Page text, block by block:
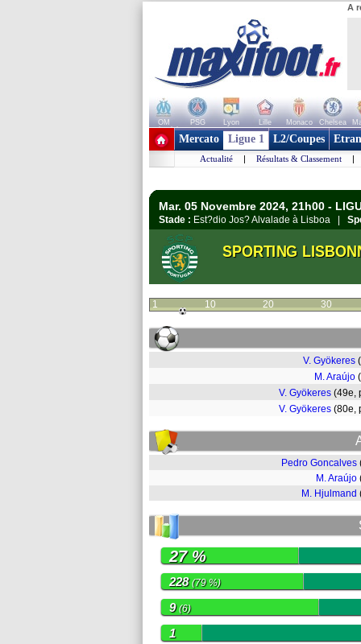
A
OM PSG Lyon Lille Monaco Chelsea
+ de clubs
Mercato Ligue 1 L2/Coupes
Actualité | Résultats & Classement |
Mar. 05 Novembre 2024, 21h00 -
Stade : Est?dio Jos? Alvalade à Lisboa |
SPORTING
1 10 20 30
V. Gyökeres
M. Araújo
V. Gyökeres (49e,
V. Gyökeres (80e,
Pedro Goncalves
M. Araújo
M. Hjulmand
27 %
228(79 %)
9(6)
1